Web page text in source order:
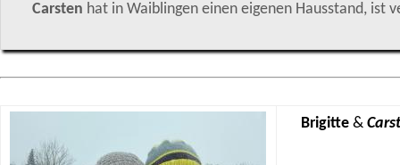
Carsten hat in Waiblingen einen eigenen Hausstand, ist
Brigitte&